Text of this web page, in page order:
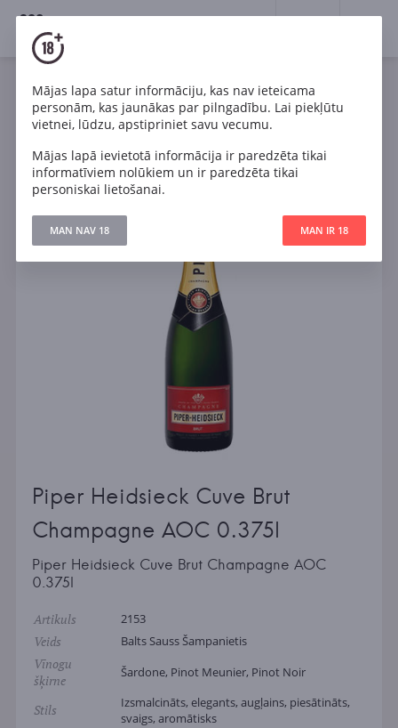
18+
Dzirkstošais Balts Sauss
Francija
Piper Heidsieck Cuve Brut Champagne AOC 0.375l
Piper Heidsieck Cuve Brut
Champagne AOC 0.375l
Piper Heidsieck Cuve Brut Champagne AOC
0.375l
Artikuls 2153
Veids Balts Sauss Šampanietis
Vīnogu
šķirne
Šardone, Pinot Meunier, Pinot Noir
Stils
Izsmalcināts, elegants, augļains, piesātināts,
svaigs, aromātisks
Mājas lapa satur informāciju, kas nav ieteicama
personām, kas jaunākas par pilngadību. Lai piekļūtu
vietnei, lūdzu, apstipriniet savu vecumu.
Mājas lapā ievietotā informācija ir paredzēta tikai
informatīviem nolūkiem un ir paredzēta tikai
personiskai lietošanai.
MAN NAV 18 MAN IR 18